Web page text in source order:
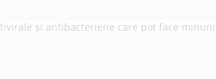
și antibacteriene care pot face minuni